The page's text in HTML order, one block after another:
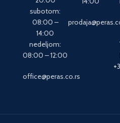
subotom:
08:00 –
14:00
nedeljom:
08:00 – 12:00
office@peras.co.rs